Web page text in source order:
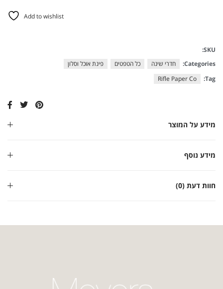
Add to wishlist
מידע על המוצר
מידע נוסף
חוות דעת (0)
SKU:
Categories:
חדרי שינה כל הטפטים
פינת אוכל וסלון
Tag:
Rifle Paper Co